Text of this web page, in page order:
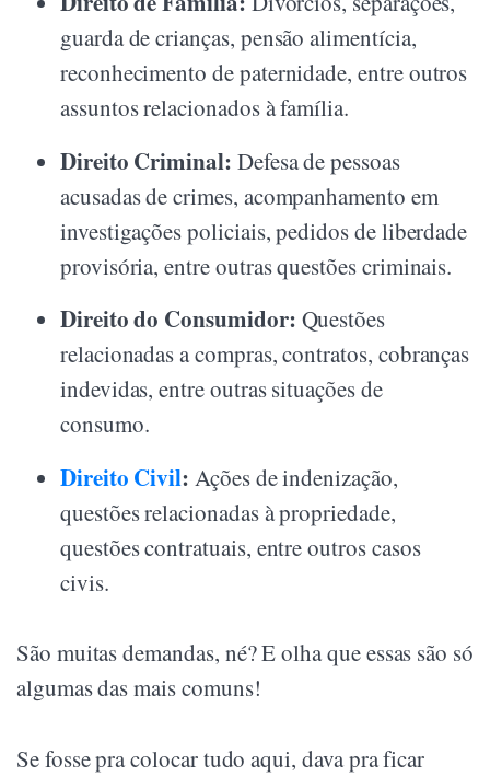
guarda de crianças, pensão alimentícia,
reconhecimento de paternidade, entre outros
assuntos relacionados à família.
Direito Criminal: Defesa de pessoas
acusadas de crimes, acompanhamento em
investigações policiais, pedidos de liberdade
provisória, entre outras questões criminais.
Direito do Consumidor: Questões
relacionadas a compras, contratos, cobranças
indevidas, entre outras situações de
consumo.
Direito Civil: Ações de indenização,
questões relacionadas à propriedade,
questões contratuais, entre outros casos
civis.
São muitas demandas, né? E olha que essas são só
algumas das mais comuns!
Se fosse pra colocar tudo aqui, dava pra ficar